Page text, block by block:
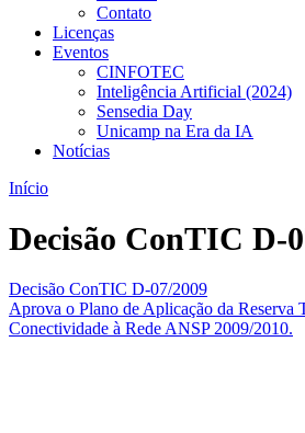
Contato
Licenças
Eventos
CINFOTEC
Inteligência Artificial (2024)
Sensedia Day
Unicamp na Era da IA
Notícias
Início
Decisão ConTIC D-
Decisão ConTIC D-07/2009
Aprova o Plano de Aplicação da Reserva
Conectividade à Rede ANSP 2009/2010.